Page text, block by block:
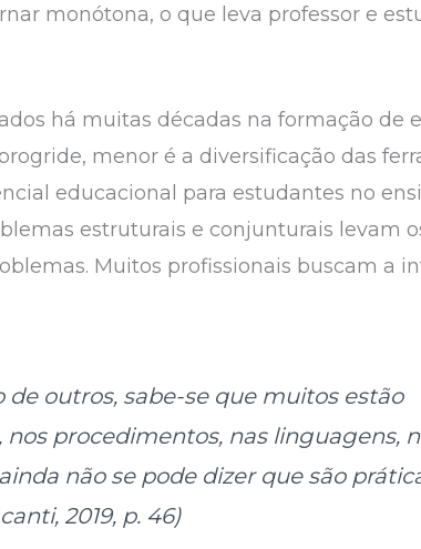
monótona, o que leva professor e
há muitas décadas na formação de
menor é a diversificação das
educacional para estudantes no
estruturais e conjunturais levam
Muitos profissionais buscam a
outros, sabe-se que muitos estão
procedimentos, nas linguagens,
não se pode dizer que são
2019, p. 46)